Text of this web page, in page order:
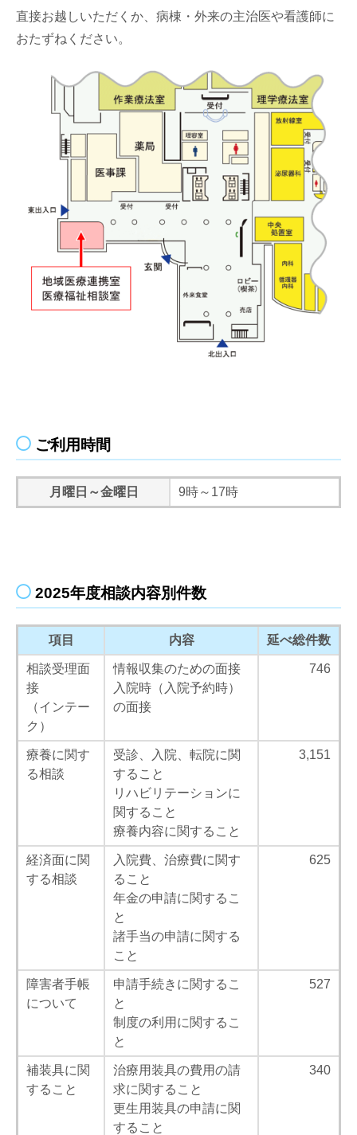
直接お越しいただくか、病棟・外来の主治医や看護師に
おたずねください。
ご利用時間
月曜日～金曜日 9時～17時
2025年度相談内容別件数
項目 内容 延べ総件数
相談受理面
接
（インテー
ク）
情報収集のための面接
入院時（入院予約時）
の面接
746
療養に関す
る相談
受診、入院、転院に関
すること
リハビリテーションに
関すること
療養内容に関すること
3,151
経済面に関
する相談
入院費、治療費に関す
ること
年金の申請に関するこ
と
諸手当の申請に関する
こと
625
障害者手帳
について
申請手続きに関するこ
と
制度の利用に関するこ
と
527
補装具に関
すること
治療用装具の費用の請
求に関すること
更生用装具の申請に関
すること
340